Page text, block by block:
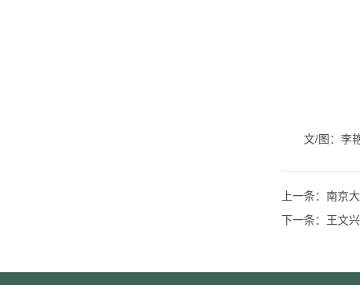
文/图：李
上一条： 南京
下一条： 王文